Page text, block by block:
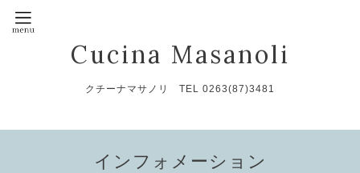
Cucina Masanoli
クチーナマサノリ TEL 0263(87)3481
インフォメーション